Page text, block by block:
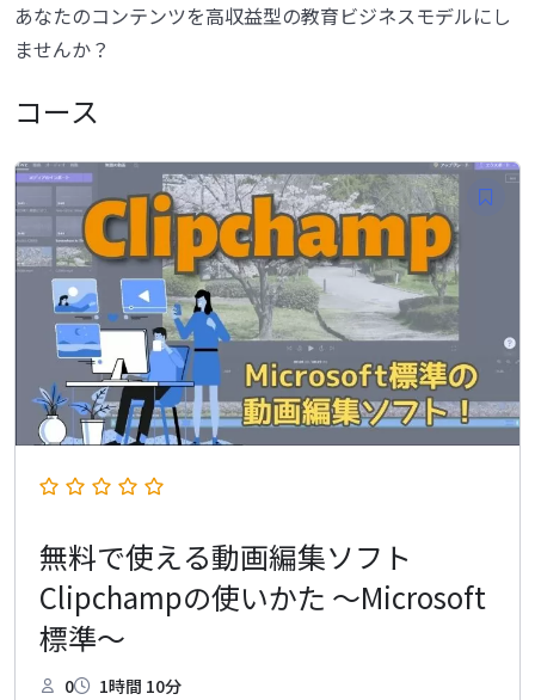
あなたのコンテンツを高収益型の教育ビジネスモデルにし
ませんか？
コース
無料で使える動画編集ソフト
Clipchampの使いかた ～Microsoft
標準～
0 1時間 10分